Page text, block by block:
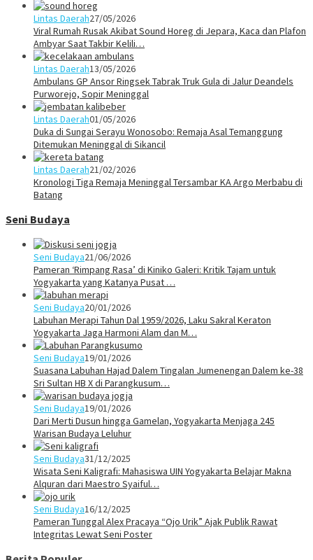
Lintas Daerah27/05/2026
Viral Rumah Rusak Akibat Sound Horeg di Jepara, Kaca dan Plafon
Ambyar Saat Takbir Kelili…
Lintas Daerah13/05/2026
Ambulans GP Ansor Ringsek Tabrak Truk Gula di Jalur Deandels
Purworejo, Sopir Meninggal
Lintas Daerah01/05/2026
Duka di Sungai Serayu Wonosobo: Remaja Asal Temanggung
Ditemukan Meninggal di Sikancil
Lintas Daerah21/02/2026
Kronologi Tiga Remaja Meninggal Tersambar KA Argo Merbabu di
Batang
Seni Budaya
Seni Budaya21/06/2026
Pameran ‘Rimpang Rasa’ di Kiniko Galeri: Kritik Tajam untuk
Yogyakarta yang Katanya Pusat …
Seni Budaya20/01/2026
Labuhan Merapi Tahun Dal 1959/2026, Laku Sakral Keraton
Yogyakarta Jaga Harmoni Alam dan M…
Seni Budaya19/01/2026
Suasana Labuhan Hajad Dalem Tingalan Jumenengan Dalem ke-38
Sri Sultan HB X di Parangkusum…
Seni Budaya19/01/2026
Dari Merti Dusun hingga Gamelan, Yogyakarta Menjaga 245
Warisan Budaya Leluhur
Seni Budaya31/12/2025
Wisata Seni Kaligrafi: Mahasiswa UIN Yogyakarta Belajar Makna
Alquran dari Maestro Syaiful…
Seni Budaya16/12/2025
Pameran Tunggal Alex Pracaya “Ojo Urik” Ajak Publik Rawat
Integritas Lewat Seni Poster